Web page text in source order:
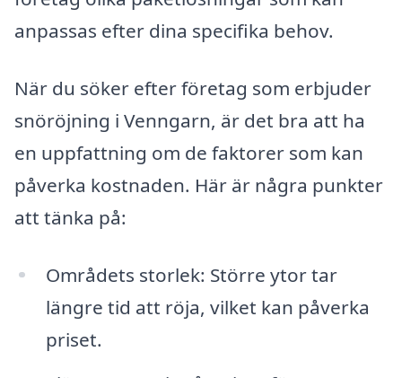
anpassas efter dina specifika behov.
När du söker efter företag som erbjuder
snöröjning i Venngarn, är det bra att ha
en uppfattning om de faktorer som kan
påverka kostnaden. Här är några punkter
att tänka på:
Områdets storlek: Större ytor tar
längre tid att röja, vilket kan påverka
priset.